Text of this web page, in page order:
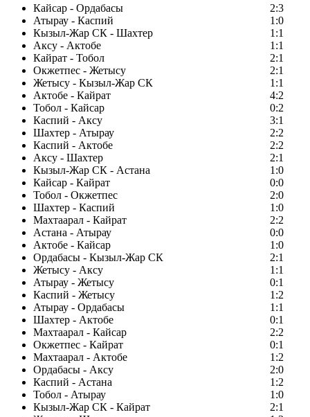
Кайсар - Ордабасы
2:3
Атырау - Каспий
1:0
Кызыл-Жар СК - Шахтер
1:1
Аксу - Актобе
1:1
Кайрат - Тобол
2:1
Окжетпес - Жетысу
2:1
Жетысу - Кызыл-Жар СК
1:1
Актобе - Кайрат
4:2
Тобол - Кайсар
0:2
Каспий - Аксу
3:1
Шахтер - Атырау
2:2
Каспий - Актобе
2:2
Аксу - Шахтер
2:1
Кызыл-Жар СК - Астана
1:0
Кайсар - Кайрат
0:0
Тобол - Окжетпес
2:0
Шахтер - Каспий
1:0
Махтаарал - Кайрат
2:2
Астана - Атырау
0:0
Актобе - Кайсар
1:0
Ордабасы - Кызыл-Жар СК
2:1
Жетысу - Аксу
1:1
Атырау - Жетысу
0:1
Каспий - Жетысу
1:2
Атырау - Ордабасы
1:1
Шахтер - Актобе
0:1
Махтаарал - Кайсар
2:2
Окжетпес - Кайрат
0:1
Махтаарал - Актобе
1:2
Ордабасы - Аксу
2:0
Каспий - Астана
1:2
Тобол - Атырау
1:0
Кызыл-Жар СК - Кайрат
2:1